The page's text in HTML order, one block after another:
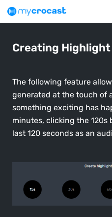
Skip
to
Creating Highlight
The following feature
generated at the touch of
something exciting has
minutes, clicking the
last 120 seconds as an